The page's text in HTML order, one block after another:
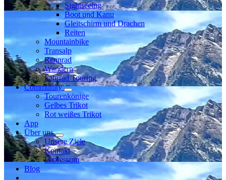
Sightseeing
Boot und Kanu
Gleitschirm und Drachen
Reiten
Mountainbike
Transalp
Rennrad
Wandern
Fahrrad Touring
Community
Tourenkönige
Gelbes Trikot
Rot weißes Trikot
App
Über uns
Unsere Ziele
Kontakt
Impressum
Blog